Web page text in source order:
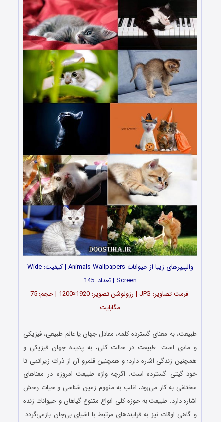
والپیپرهای زیبا از حیوانات Animals Wallpapers | کیفیت: Wide
Screen | تعداد: 145
فرمت تصاویر: JPG | رزولوشن تصویر: 1920×1200 | حجم: 75
مگابایت
طبیعت، به معنای گسترده کلمه، معادل جهان یا عالم طبیعی، فیزیکی
و مادی است. طبیعت در حالت کلی، به پدیده جهان فیزیکی و
همچنین زندگی اشاره دارد؛ و همچنین قلمرو آن از ذرات زیراتمی تا
خود گیتی گسترده‌ است. اگرچه واژه طبیعت امروزه در معناهای
مختلفی به کار می‌رود، اغلب به مفهوم زمین‌ شناسی و حیات وحش
اشاره دارد. طبیعت به حوزه کلی انواع متنوع گیاهان و حیوانات زنده
و گاهی اوقات نیز به فرایندهای مرتبط با اشیای بی‌جان بازمی‌گردد.